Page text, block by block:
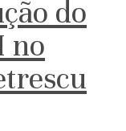
do
no